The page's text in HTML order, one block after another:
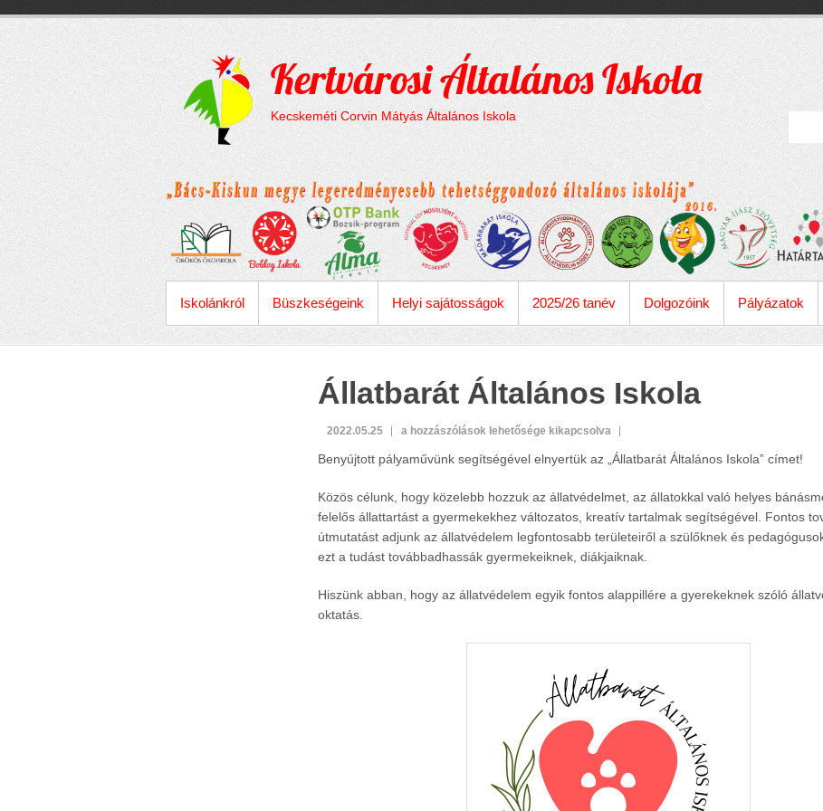
content
Kertvárosi Általános Iskola
Kecskeméti Corvin Mátyás Általános Iskola
ELSŐDLEGES MENÜ
Iskolánkról Büszkeségeink Helyi sajátosságok 2025/26 tanév Dolgozóink Pályázatok
Állatbarát Általános Iskola
2022.05.25
Állatbarát
Iskola
a hozzászólások lehetősége kikapcsolva
Benyújtott pályaművünk segítségével elnyertük az „Állatbarát Általános Iskola” címet!
Közös célunk, hogy közelebb hozzuk az állatvédelmet, az állatokkal való helyes
felelős állattartást a gyermekekhez változatos, kreatív tartalmak segítségével. Fontos
útmutatást adjunk az állatvédelem legfontosabb területeiről a szülőknek és
ezt a tudást továbbadhassák gyermekeiknek, diákjaiknak.
Hiszünk abban, hogy az állatvédelem egyik fontos alappillére a gyerekeknek szóló
oktatás.